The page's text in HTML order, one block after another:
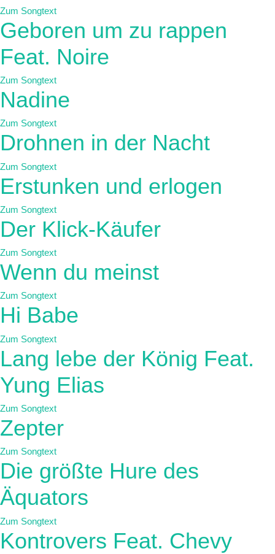
Zum Songtext
Geboren um zu rappen
Feat. Noire
Zum Songtext
Nadine
Zum Songtext
Drohnen in der Nacht
Zum Songtext
Erstunken und erlogen
Zum Songtext
Der Klick-Käufer
Zum Songtext
Wenn du meinst
Zum Songtext
Hi Babe
Zum Songtext
Lang lebe der König Feat.
Yung Elias
Zum Songtext
Zepter
Zum Songtext
Die größte Hure des
Äquators
Zum Songtext
Kontrovers Feat. Chevy